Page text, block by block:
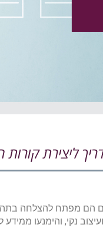
ליצירת קורות
הם מפתח להצלחה
נקי, והימנעו ממידע